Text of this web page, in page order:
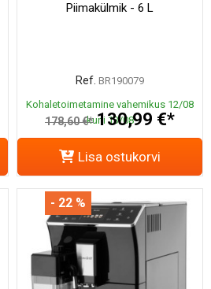
Piimakülmik - 6 L
Ref. BR190079
Kohaletoimetamine vahemikus 12/08
kuni 13/08
178,60 €* 130,99 €*
Lisa ostukorvi
- 22 %